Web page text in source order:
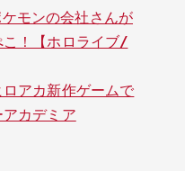
モンの会社さんが
こ！【ホロライブ/
ロアカ新作ゲームで
カデミア